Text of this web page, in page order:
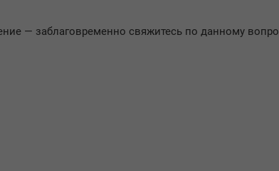
— заблаговременно свяжитесь по данному